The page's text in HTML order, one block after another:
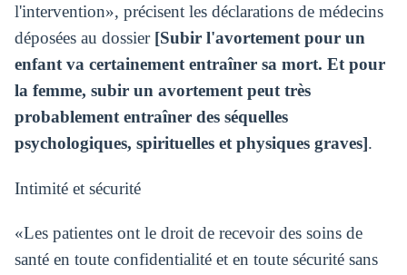
l'intervention», précisent les déclarations de médecins
déposées au dossier [Subir l'avortement pour un
enfant va certainement entraîner sa mort. Et pour
la femme, subir un avortement peut très
probablement entraîner des séquelles
psychologiques, spirituelles et physiques graves].
Intimité et sécurité
«Les patientes ont le droit de recevoir des soins de
santé en toute confidentialité et en toute sécurité sans